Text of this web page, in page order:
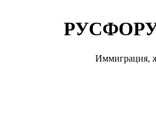
Иммиграция,